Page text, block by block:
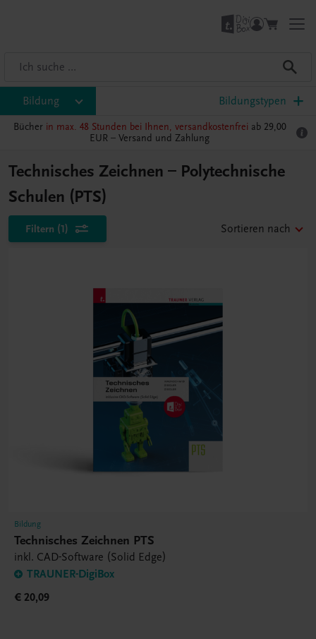
Bildung Bildungstypen
Bücher in max. 48 Stunden bei Ihnen, versandkostenfrei ab 29,00
EUR – Versand und Zahlung
Technisches Zeichnen – Polytechnische
Schulen (PTS)
Filtern (1) Sortieren nach
Bildung
Technisches Zeichnen PTS
inkl. CAD-Software (Solid Edge)
TRAUNER-DigiBox
€ 20,09